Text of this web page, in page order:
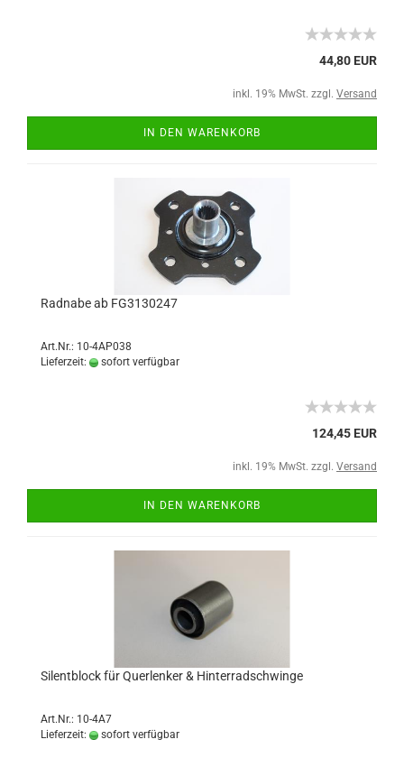
44,80 EUR
inkl. 19% MwSt. zzgl. Versand
IN DEN WARENKORB
Radnabe ab FG3130247
Art.Nr.: 10-4AP038
Lieferzeit:
sofort verfügbar
124,45 EUR
inkl. 19% MwSt. zzgl. Versand
IN DEN WARENKORB
Silentblock für Querlenker & Hinterradschwinge
Art.Nr.: 10-4A7
Lieferzeit:
sofort verfügbar